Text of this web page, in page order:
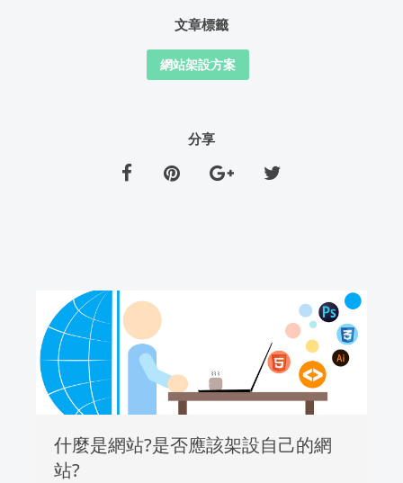
文章標籤
網站架設方案
分享
什麼是網站?是否應該架設自己的網
站?